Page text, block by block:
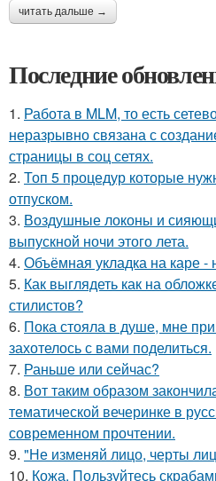
читать дальше →
Последние
1. Работа в MLM, то есть
неразрывно связана с
страницы в соц сетях.
2. Топ 5 процедур которые
отпуском.
3. Воздушные локоны и
выпускной ночи этого лета.
4. Объёмная укладка на каре -
5. Как выглядеть как на
стилистов?
6. Пока стояла в душе, мне
захотелось с вами поделиться.
7. Раньше или сейчас?
8. Вот таким образом
тематической вечеринке в
современном прочтении.
9. "Не изменяй лицо, черты
10. Кожа. Пользуйтесь